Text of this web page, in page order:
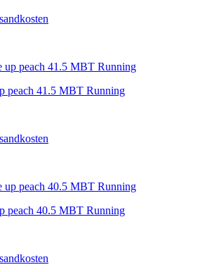
peach 41.5 MBT Running
peach 40.5 MBT Running